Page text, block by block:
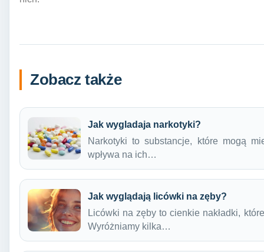
Zobacz także
Jak wygladaja narkotyki?
Narkotyki to substancje, które mogą
wpływa na ich…
Jak wyglądają licówki na zęby?
Licówki na zęby to cienkie nakładki,
Wyróżniamy kilka…